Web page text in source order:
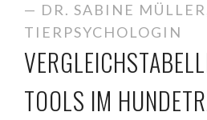
— DR. SABINE
TIERPSYCHOLOGIN
TOOLS IM